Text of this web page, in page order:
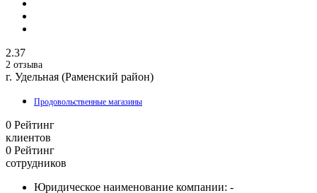
2.37
2 отзыва
г. Удельная (Раменский район)
Продовольственные магазины
0 Рейтинг
клиентов
0 Рейтинг
сотрудников
Юридическое наименование компании: -